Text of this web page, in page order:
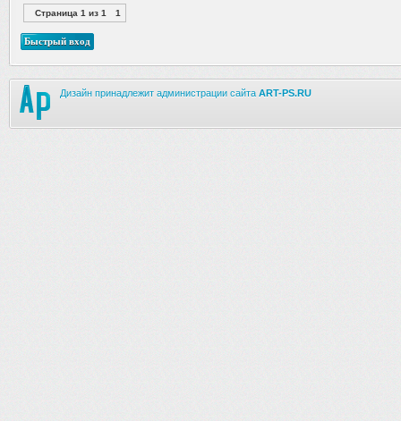
Страница 1 из 1 1
Дизайн принадлежит администрации сайта ART-PS.RU